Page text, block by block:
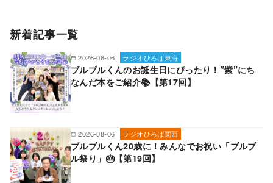
新着記事一覧
2026-08-06 ラジオひろば東海
ブルブルくんのお誕生日にぴったり！”紫”にち
なんだ本をご紹介📚【第17回】
2026-08-06 ラジオひろば関西
ブルブルくん20歳に！みんなでお祝い「ブルブ
ル祭り」🎂【第19回】